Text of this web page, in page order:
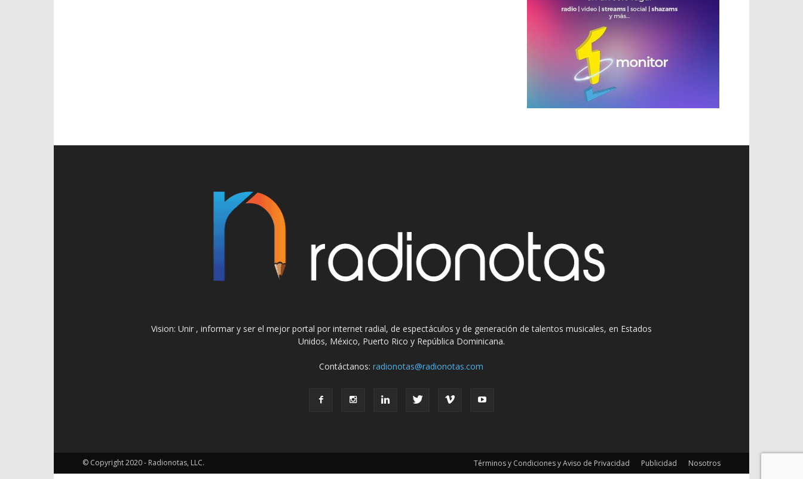
Vision: Unir , informar y ser el mejor portal por internet radial, de espectáculos y de generación de talentos musicales, en Estados
Unidos, México, Puerto Rico y República Dominicana.
Contáctanos:radionotas@radionotas.com
Términos y Condiciones y Aviso de Privacidad Publicidad Nosotros
© Copyright 2020 - Radionotas, LLC.